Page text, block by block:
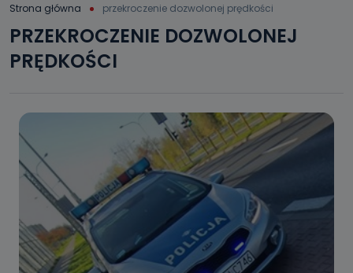
Strona główna przekroczenie dozwolonej prędkości
PRZEKROCZENIE DOZWOLONEJ
PRĘDKOŚCI